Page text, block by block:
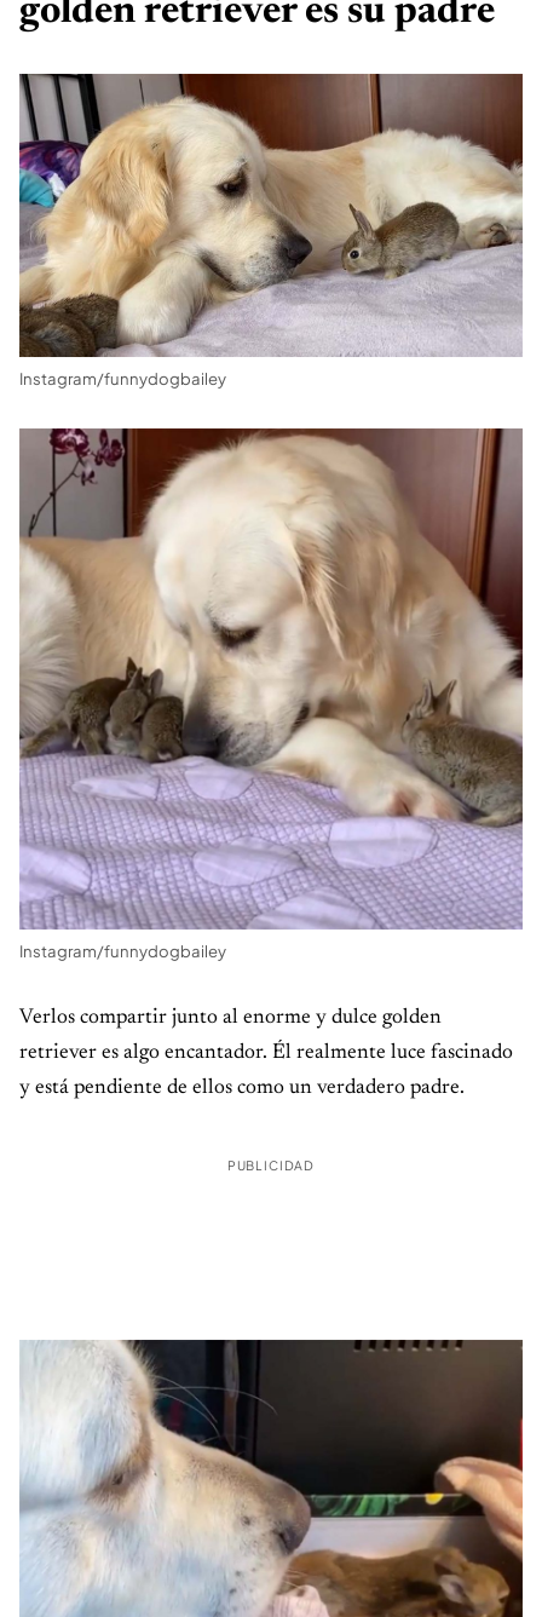
golden retriever es su padre
Instagram/funnydogbailey
Instagram/funnydogbailey
Verlos compartir junto al enorme y dulce golden
retriever es algo encantador. Él realmente luce fascinado
y está pendiente de ellos como un verdadero padre.
PUBLICIDAD